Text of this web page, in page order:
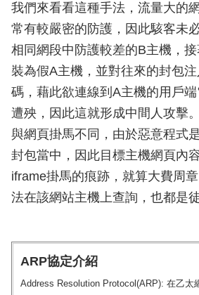
我們來看看這種手法，流量大的
常有較嚴密的防護，因此駭客未
相同網段中防護較差的B主機，
裝為假A主機，並對往來的封包
碼，藉此欲連線到A主機的用戶
遭殃，因此這就形成中間人攻擊。
與網頁掛馬不同，由於惡意程式
封包當中，因此目標主機網頁內
iframe掛馬的痕跡，就算大費周
法在該網站主機上查詢，也都是徒
ARP協定介紹
Address Resolution Protocol(ARP): 在乙太